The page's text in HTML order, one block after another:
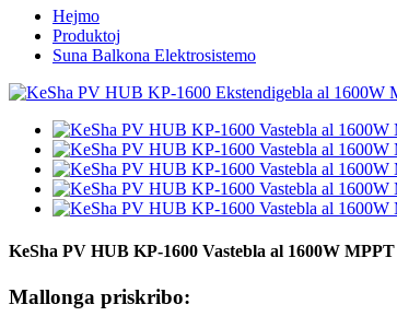
Hejmo
Produktoj
Suna Balkona Elektrosistemo
KeSha PV HUB KP-1600 Vastebla al 1600W MPPT
Mallonga priskribo: